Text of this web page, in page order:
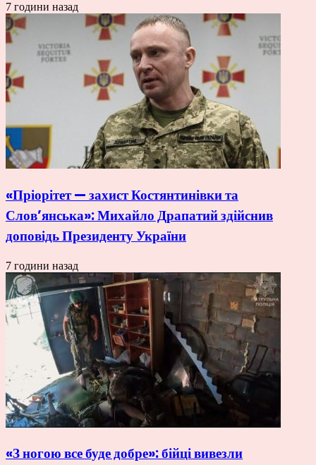
7 години назад
«Пріорітет — захист Костянтинівки та
Слов’янська»: Михайло Драпатий здійснив
доповідь Президенту України
7 години назад
«З ногою все буде добре»: бійці вивезли